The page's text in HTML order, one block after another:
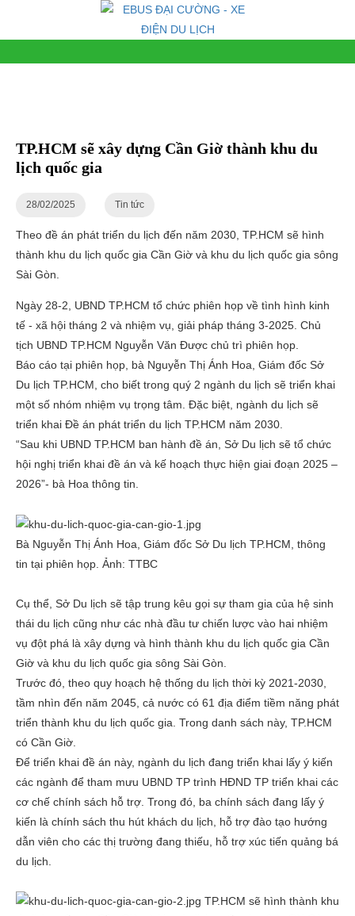
TP.HCM sẽ xây dựng Cần Giờ thành khu du
lịch quốc gia
28/02/2025 Tin tức
Theo đề án phát triển du lịch đến năm 2030, TP.HCM sẽ hình
thành khu du lịch quốc gia Cần Giờ và khu du lịch quốc gia sông
Sài Gòn.
Ngày 28-2, UBND TP.HCM tổ chức phiên họp về tình hình kinh
tế - xã hội tháng 2 và nhiệm vụ, giải pháp tháng 3-2025. Chủ
tịch UBND TP.HCM Nguyễn Văn Được chủ trì phiên họp.
Báo cáo tại phiên họp, bà Nguyễn Thị Ánh Hoa, Giám đốc Sở
Du lịch TP.HCM, cho biết trong quý 2 ngành du lịch sẽ triển khai
một số nhóm nhiệm vụ trọng tâm. Đặc biệt, ngành du lịch sẽ
triển khai Đề án phát triển du lịch TP.HCM năm 2030.
“Sau khi UBND TP.HCM ban hành đề án, Sở Du lịch sẽ tổ chức
hội nghị triển khai đề án và kế hoạch thực hiện giai đoạn 2025 –
2026”- bà Hoa thông tin.
Bà Nguyễn Thị Ánh Hoa, Giám đốc Sở Du lịch TP.HCM, thông
tin tại phiên họp. Ảnh: TTBC
Cụ thể, Sở Du lịch sẽ tập trung kêu gọi sự tham gia của hệ sinh
thái du lịch cũng như các nhà đầu tư chiến lược vào hai nhiệm
vụ đột phá là xây dựng và hình thành khu du lịch quốc gia Cần
Giờ và khu du lịch quốc gia sông Sài Gòn.
Trước đó, theo quy hoạch hệ thống du lịch thời kỳ 2021-2030,
tầm nhìn đến năm 2045, cả nước có 61 địa điểm tiềm năng phát
triển thành khu du lịch quốc gia. Trong danh sách này, TP.HCM
có Cần Giờ.
Để triển khai đề án này, ngành du lịch đang triển khai lấy ý kiến
các ngành để tham mưu UBND TP trình HĐND TP triển khai các
cơ chế chính sách hỗ trợ. Trong đó, ba chính sách đang lấy ý
kiến là chính sách thu hút khách du lịch, hỗ trợ đào tạo hướng
dẫn viên cho các thị trường đang thiếu, hỗ trợ xúc tiến quảng bá
du lịch.